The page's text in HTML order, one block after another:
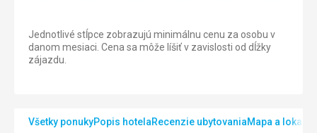
Jednotlivé stĺpce zobrazujú minimálnu cenu za osobu v
danom mesiaci. Cena sa môže líšiť v zavislosti od dĺžky
zájazdu.
Všetky ponukyPopis hotelaRecenzie ubytovaniaMapa a lokalita